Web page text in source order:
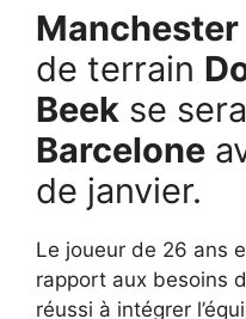
de terrain
Beek se
Barcelone
de janvier.
Le joueur de 26 ans
rapport aux besoins
réussi à intégrer